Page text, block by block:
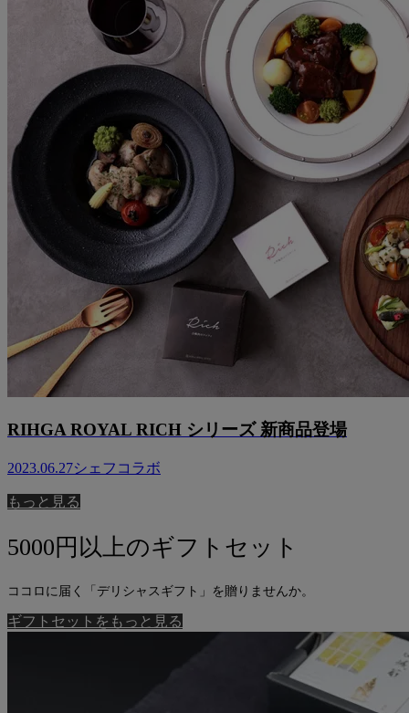
RIHGA ROYAL RICH シリーズ 新商品登場
2023.06.27シェフコラボ
もっと見る
5000円以上のギフトセット
ココロに届く「デリシャスギフト」を贈りませんか。
ギフトセットをもっと見る